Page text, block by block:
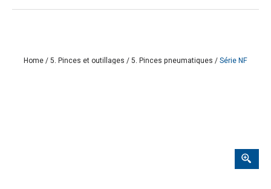
Home/5. Pinces et outillages /5. Pinces pneumatiques /Série NF